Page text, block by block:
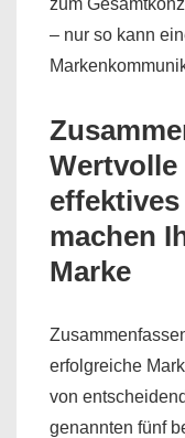
zum
– nur so kann
machen
Marke
erfolgreiche
von
genannten fünf